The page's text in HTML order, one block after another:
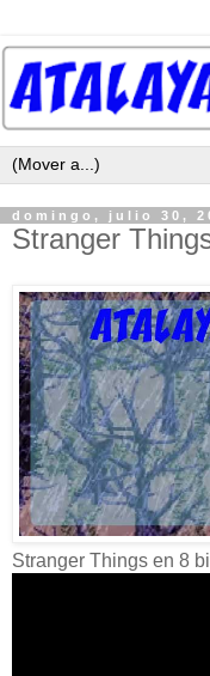
domingo, julio 30,
Stranger
Stranger Things en 8